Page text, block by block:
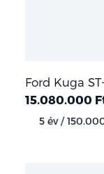
Ford Kuga
15.080.000
5 év /